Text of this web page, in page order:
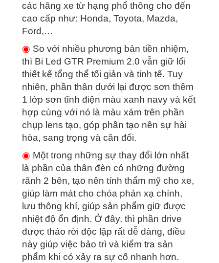
các hãng xe từ hạng phổ thông cho đến
cao cấp như: Honda, Toyota, Mazda,
Ford,…
◉ So với nhiều phương bản tiền nhiệm,
thì Bi Led GTR Premium 2.0 vẫn giữ lối
thiết kế tổng thể tối giản và tinh tế. Tuy
nhiên, phần thân dưới lại được sơn thêm
1 lớp sơn tĩnh điện màu xanh navy và kết
hợp cùng với nó là màu xám trên phần
chụp lens tạo, góp phần tạo nên sự hài
hòa, sang trọng và cân đối.
◉ Một trong những sự thay đổi lớn nhất
là phần của thân đèn có những đường
rãnh 2 bên, tạo nên tính thẩm mỹ cho xe,
giúp làm mát cho chóa phản xạ chính,
lưu thông khí, giúp sản phẩm giữ được
nhiệt độ ổn định. Ở đây, thì phần drive
được tháo rời độc lập rất dễ dàng, điều
này giúp việc bảo trì và kiểm tra sản
phẩm khi có xảy ra sự cố nhanh hơn.